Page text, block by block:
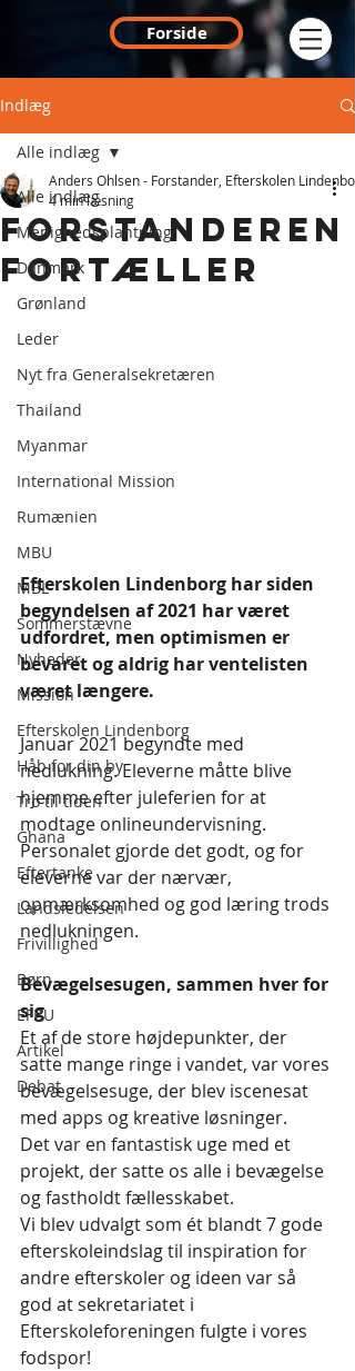
Forside
Indlæg
Alle indlæg
Menighedsplantning
Danmark
Grønland
Leder
Nyt fra Generalsekretæren
Thailand
Myanmar
International Mission
Rumænien
MBU
MBL
Sommerstævne
Nyheder
Mission
Efterskolen Lindenborg
Håb for din by
Tro til tiden
Ghana
Eftertanke
Landsledelsen
Frivillighed
Børn
EFBU
Artikel
Debat
Alle indlæg
Forstanderen
fortæller
Anders Ohlsen - Forstander, Efterskolen
4 min læsning
Efterskolen Lindenborg har siden
begyndelsen af 2021 har været
udfordret, men optimismen er
bevaret og aldrig har ventelisten
været længere.
Januar 2021 begyndte med
nedlukning. Eleverne måtte blive
hjemme efter juleferien for at
modtage onlineundervisning.
Personalet gjorde det godt, og for
eleverne var der nærvær,
opmærksomhed og god læring trods
nedlukningen.
Bevægelsesugen, sammen hver for
sig
Et af de store højdepunkter, der
satte mange ringe i vandet, var vores
bevægelsesuge, der blev iscenesat
med apps og kreative løsninger.
Det var en fantastisk uge med et
projekt, der satte os alle i bevægelse
og fastholdt fællesskabet.
Vi blev udvalgt som ét blandt 7 gode
efterskoleindslag til inspiration for
andre efterskoler og ideen var så
god at sekretariatet i
Efterskoleforeningen fulgte i vores
fodspor!